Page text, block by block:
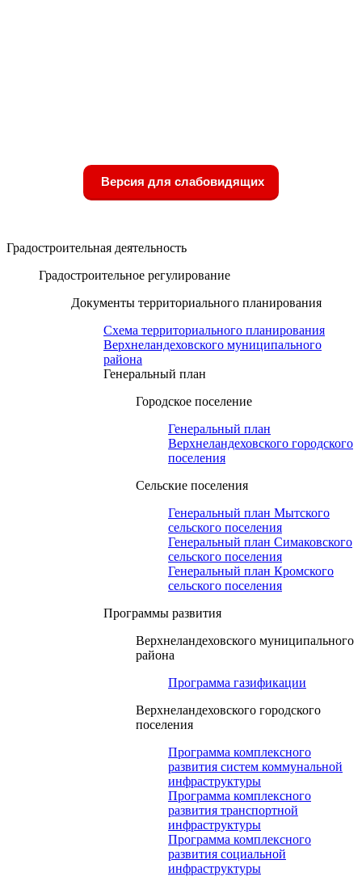
Версия для слабовидящих
Градостроительная деятельность
Градостроительное регулирование
Документы территориального планирования
Схема территориального планирования
Верхнеландеховского муниципального
района
Генеральный план
Городское поселение
Генеральный план
Верхнеландеховского городского
поселения
Сельские поселения
Генеральный план Мытского
сельского поселения
Генеральный план Симаковского
сельского поселения
Генеральный план Кромского
сельского поселения
Программы развития
Верхнеландеховского муниципального
района
Программа газификации
Верхнеландеховского городского
поселения
Программа комплексного
развития систем коммунальной
инфраструктуры
Программа комплексного
развития транспортной
инфраструктуры
Программа комплексного
развития социальной
инфраструктуры